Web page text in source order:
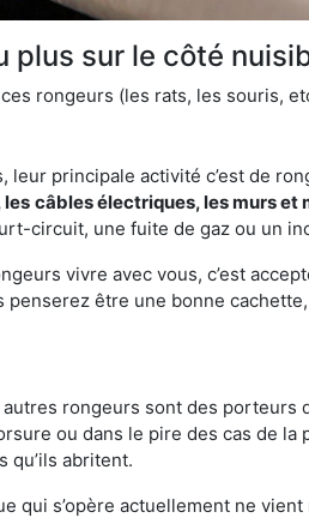
plus sur le côté
ces rongeurs (les rats, les
leur principale activité c’est de
les câbles électriques, les murs et
circuit, une fuite de gaz ou un
vivre avec vous, c’est
être une bonne
rongeurs sont des
ou dans le pire des cas de
qu’ils abritent.
qui s’opère actuellement ne